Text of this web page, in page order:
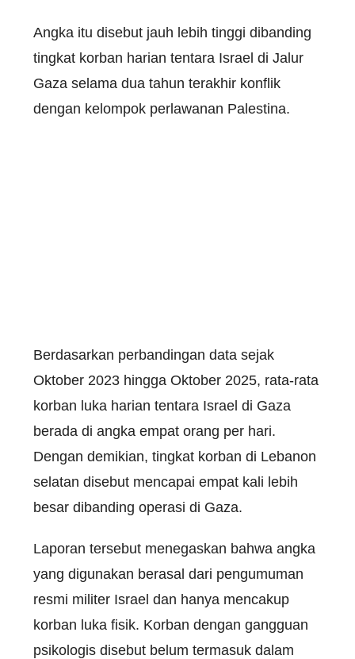
Angka itu disebut jauh lebih tinggi dibanding
tingkat korban harian tentara Israel di Jalur
Gaza selama dua tahun terakhir konflik
dengan kelompok perlawanan Palestina.
Berdasarkan perbandingan data sejak
Oktober 2023 hingga Oktober 2025, rata-rata
korban luka harian tentara Israel di Gaza
berada di angka empat orang per hari.
Dengan demikian, tingkat korban di Lebanon
selatan disebut mencapai empat kali lebih
besar dibanding operasi di Gaza.
Laporan tersebut menegaskan bahwa angka
yang digunakan berasal dari pengumuman
resmi militer Israel dan hanya mencakup
korban luka fisik. Korban dengan gangguan
psikologis disebut belum termasuk dalam